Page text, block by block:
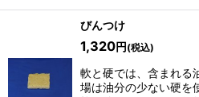
びんつけ
1,320円 (税込)
軟と硬では、含まれる
場は油分の少ない硬を